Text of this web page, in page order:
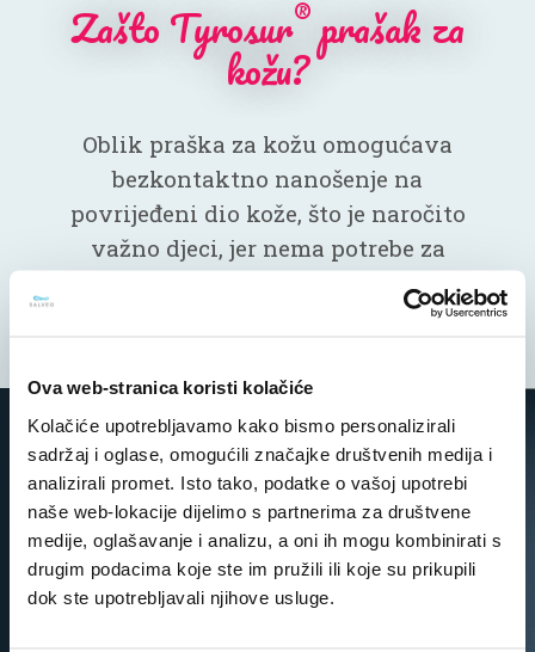
Ova web-stranica koristi kolačiće
Kolačiće upotrebljavamo kako bismo personalizirali
sadržaj i oglase, omogućili značajke društvenih medija i
analizirali promet. Isto tako, podatke o vašoj upotrebi
naše web-lokacije dijelimo s partnerima za društvene
medije, oglašavanje i analizu, a oni ih mogu kombinirati s
drugim podacima koje ste im pružili ili koje su prikupili
dok ste upotrebljavali njihove usluge.
Zašto Tyrosur®prašak za
kožu?
Oblik praška za kožu omogućava
bezkontaktno nanošenje na
povrijeđeni dio kože, što je naročito
važno djeci, jer nema potrebe za
dodirivanje rane, što je na primjer
slučaj kod nanošenja krema.
Za sprečavanje infekcije rane i
ubrzavanje njenog zarastanja!
Tyrosur ® gel i Tyrosur ® prašak za kožu sadrže
aktivnu supstancu - tirotricin, antimikrobno